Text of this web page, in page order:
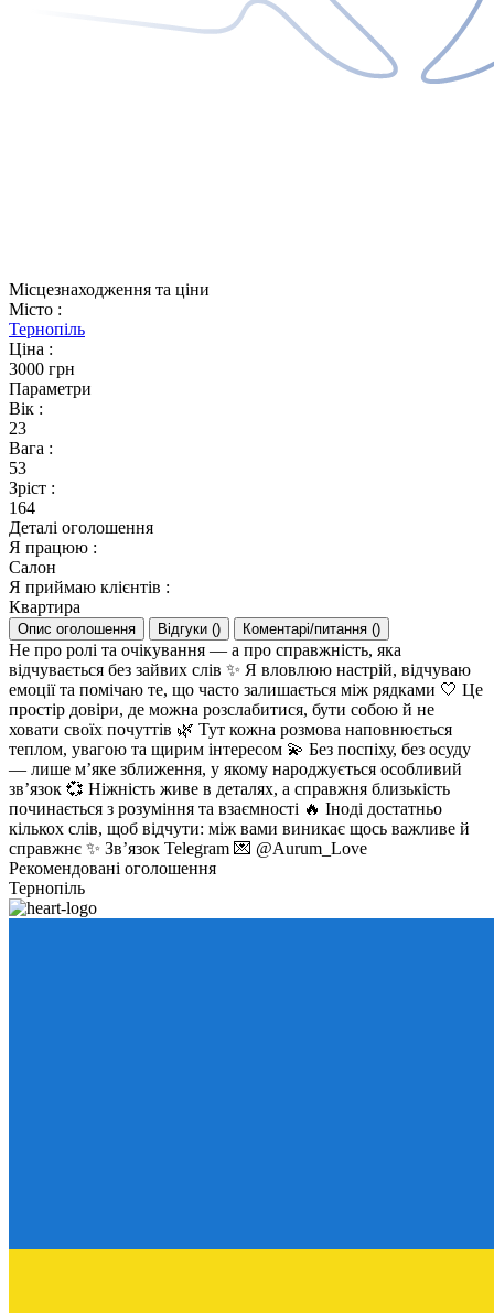
Місцезнаходження та ціни
Місто :
Тернопіль
Ціна :
3000 грн
Параметри
Вік :
23
Вага :
53
Зріст :
164
Деталі оголошення
Я працюю :
Салон
Я приймаю клієнтів :
Квартира
Опис оголошення Відгуки () Коментарі/питання ()
Не про ролі та очікування — а про справжність, яка
відчувається без зайвих слів ✨ Я вловлюю настрій, відчуваю
емоції та помічаю те, що часто залишається між рядками 🤍 Це
простір довіри, де можна розслабитися, бути собою й не
ховати своїх почуттів 🌿 Тут кожна розмова наповнюється
теплом, увагою та щирим інтересом 💫 Без поспіху, без осуду
— лише м’яке зближення, у якому народжується особливий
зв’язок 💞 Ніжність живе в деталях, а справжня близькість
починається з розуміння та взаємності 🔥 Іноді достатньо
кількох слів, щоб відчути: між вами виникає щось важливе й
справжнє ✨ Зв’язок Telegram 💌 @Aurum_Love
Рекомендовані оголошення
Тернопіль